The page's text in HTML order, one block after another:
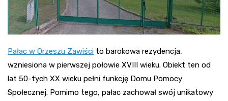
Pałac w Orzeszu Zawiści to barokowa rezydencja,
wzniesiona w pierwszej połowie XVIII wieku. Obiekt ten od
lat 50-tych XX wieku pełni funkcję Domu Pomocy
Społecznej. Pomimo tego, pałac zachował swój unikatowy